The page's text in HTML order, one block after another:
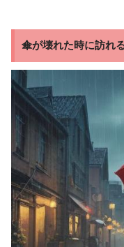
傘が壊れた時に訪れ